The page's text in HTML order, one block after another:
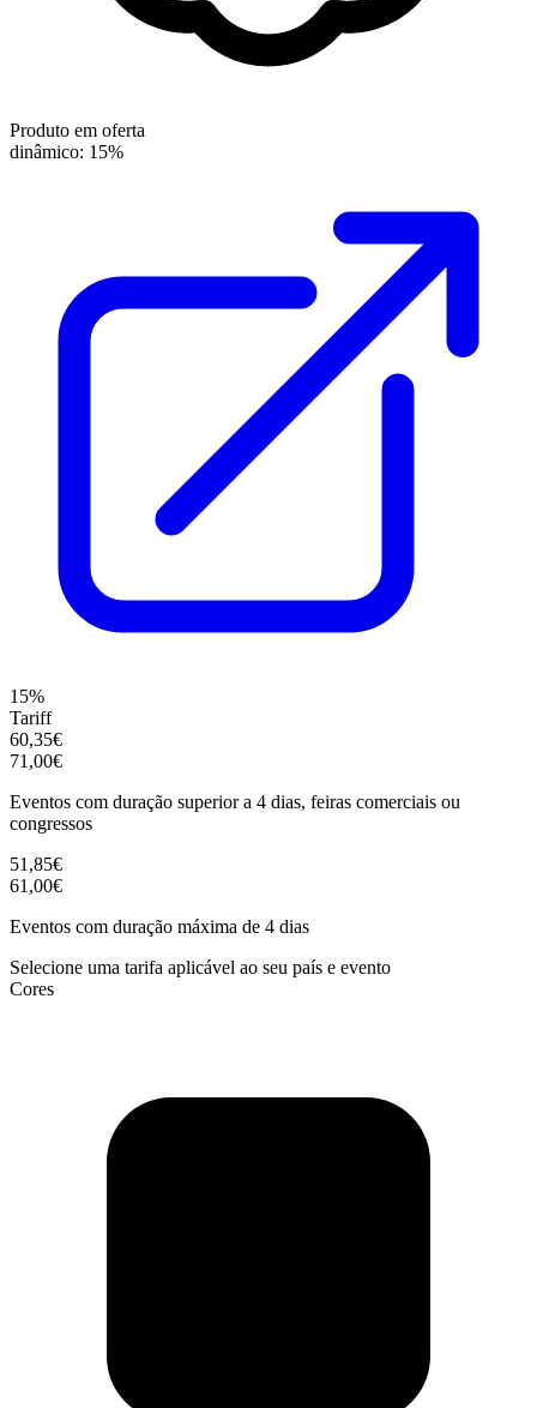
Produto em oferta
dinâmico: 15%
15%
Tariff
60,35€
71,00€
Eventos com duração superior a 4 dias, feiras comerciais ou
congressos
51,85€
61,00€
Eventos com duração máxima de 4 dias
Selecione uma tarifa aplicável ao seu país e evento
Cores